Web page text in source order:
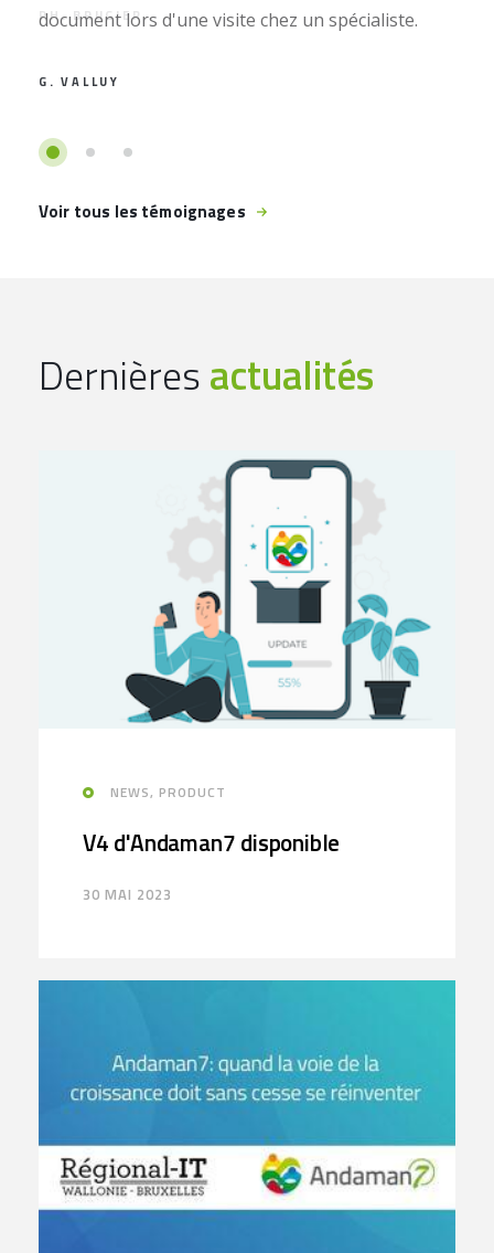
document lors d'une visite chez un spécialiste.
G. VALLUY
Voir tous les témoignages
Dernièresactualités
NEWS, PRODUCT
V4 d'Andaman7 disponible
30 MAI 2023